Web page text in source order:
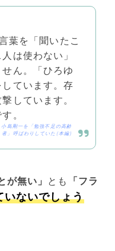
葉を「聞いたこ
は使わない」
ん。「ひろゆ
ています。存
しています。
。
島剛一を「勉強不足の高齢
者」呼ばわりしていた(本編)
が無い」 とも
「フラ
いないでしょう